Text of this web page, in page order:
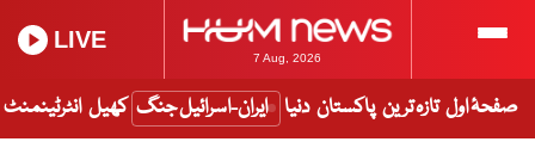
7 Aug, 2026
LIVE
صفحۂ اول تازہ ترین پاکستان دنیا ایران-اسرائیل جنگ کھیل انٹرٹینمنٹ